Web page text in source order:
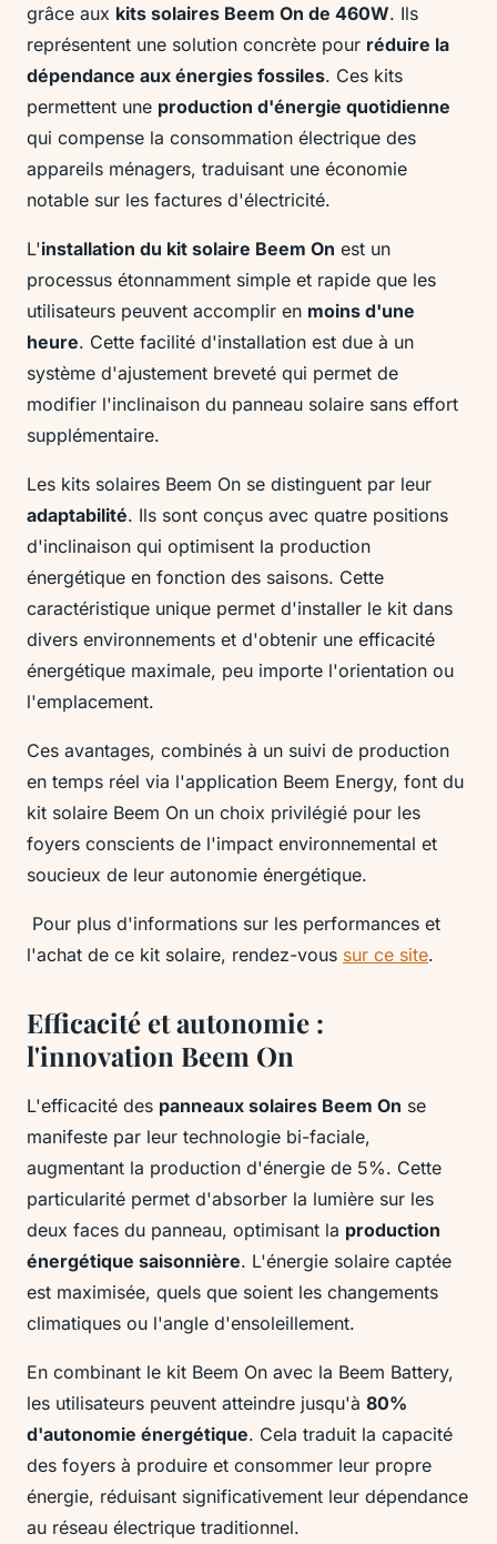
grâce aux kits solaires Beem On de 460W. Ils
représentent une solution concrète pour réduire la
dépendance aux énergies fossiles. Ces kits
permettent une production d'énergie quotidienne
qui compense la consommation électrique des
appareils ménagers, traduisant une économie
notable sur les factures d'électricité.
L'installation du kit solaire Beem On est un
processus étonnamment simple et rapide que les
utilisateurs peuvent accomplir en moins d'une
heure. Cette facilité d'installation est due à un
système d'ajustement breveté qui permet de
modifier l'inclinaison du panneau solaire sans effort
supplémentaire.
Les kits solaires Beem On se distinguent par leur
adaptabilité. Ils sont conçus avec quatre positions
d'inclinaison qui optimisent la production
énergétique en fonction des saisons. Cette
caractéristique unique permet d'installer le kit dans
divers environnements et d'obtenir une efficacité
énergétique maximale, peu importe l'orientation ou
l'emplacement.
Ces avantages, combinés à un suivi de production
en temps réel via l'application Beem Energy, font du
kit solaire Beem On un choix privilégié pour les
foyers conscients de l'impact environnemental et
soucieux de leur autonomie énergétique.
Pour plus d'informations sur les performances et
l'achat de ce kit solaire, rendez-vous sur ce site.
Efficacité et autonomie :
l'innovation Beem On
L'efficacité des panneaux solaires Beem On se
manifeste par leur technologie bi-faciale,
augmentant la production d'énergie de 5%. Cette
particularité permet d'absorber la lumière sur les
deux faces du panneau, optimisant la production
énergétique saisonnière. L'énergie solaire captée
est maximisée, quels que soient les changements
climatiques ou l'angle d'ensoleillement.
En combinant le kit Beem On avec la Beem Battery,
les utilisateurs peuvent atteindre jusqu'à 80%
d'autonomie énergétique. Cela traduit la capacité
des foyers à produire et consommer leur propre
énergie, réduisant significativement leur dépendance
au réseau électrique traditionnel.